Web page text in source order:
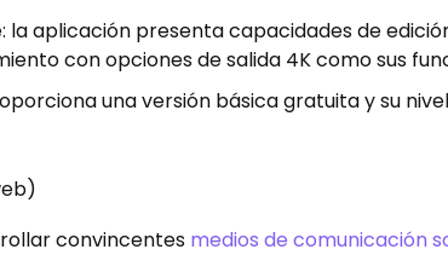
aplicación presenta capacidades de
con opciones de salida 4K como sus
una versión básica gratuita y su
convincentes medios de comunicación